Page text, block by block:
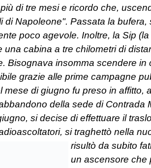
di tre mesi e ricordo che,
di Napoleone". Passata la bufera,
poco agevole. Inoltre, la Sip (la
cabina a tre chilometri di
Bisognava insomma scendere in
grazie alle prime campagne
di giugno fu preso in affitto,
della sede di Contrada
si decise di effettuare il
si traghettò nella
risultò da subito
un ascensore che